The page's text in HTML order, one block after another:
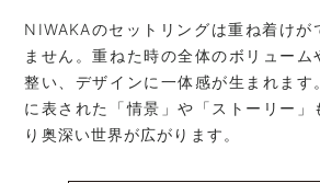
NIWAKAのセットリングは重ね着けが
ません。重ねた時の全体のボリューム
整い、デザインに一体感が生まれます
に表された「情景」や「ストーリー」
り奥深い世界が広がります。